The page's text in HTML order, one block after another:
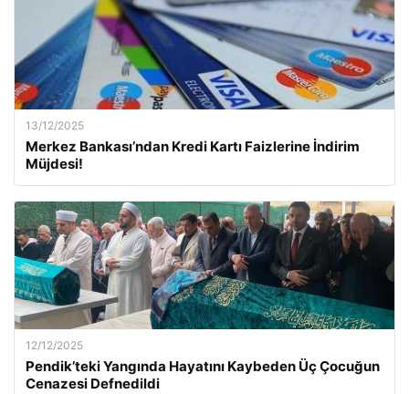
13/12/2025
Merkez Bankası’ndan Kredi Kartı Faizlerine İndirim
Müjdesi!
12/12/2025
Pendik’teki Yangında Hayatını Kaybeden Üç Çocuğun
Cenazesi Defnedildi